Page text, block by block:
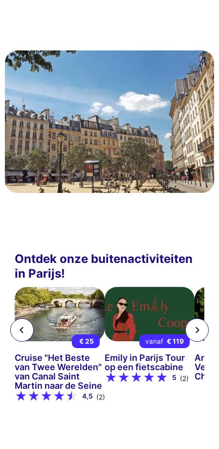
Ontdek onze buitenactiviteiten
in Parijs!
€ 25
Cruise "Het Beste
van Twee Werelden"
van Canal Saint
Martin naar de Seine
4,5 (2)
vanaf € 119
Emily in Parijs Tour
op een fietscabine
5 (2)